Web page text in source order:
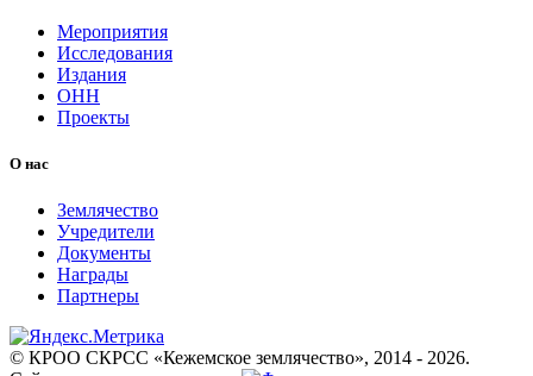
Мероприятия
Исследования
Издания
ОНН
Проекты
О нас
Землячество
Учредители
Документы
Награды
Партнеры
© КРОО СКРСС «Кежемское землячество», 2014 - 2026.